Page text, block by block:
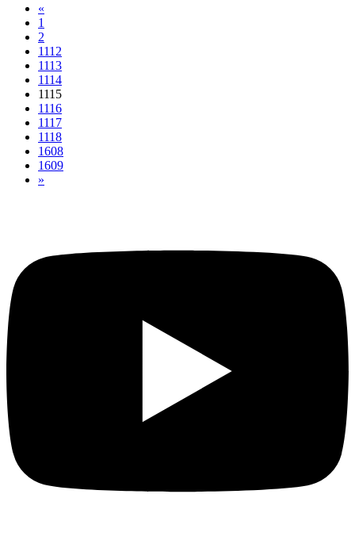
«
1
2
1112
1113
1114
1115
1116
1117
1118
1608
1609
»